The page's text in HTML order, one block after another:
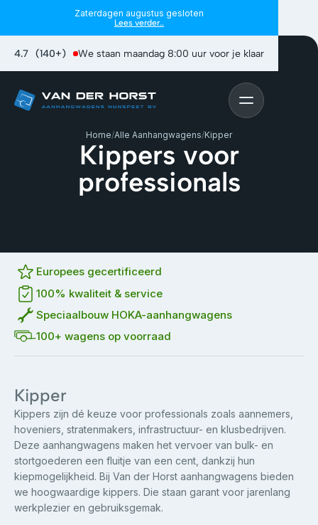
Zaterdagen augustus gesloten
Lees verder..
4.7 (140+) We staan maandag 8:00 uur voor je klaar
Home/Alle Aanhangwagens/Kipper
Kippers voor
professionals
Europees gecertificeerd
100% kwaliteit & service
Speciaalbouw HOKA-aanhangwagens
100+ wagens op voorraad
Kipper
Kippers zijn dé keuze voor professionals zoals aannemers,
hoveniers, stratenmakers, infrastructuur- en klusbedrijven.
Deze aanhangwagens maken het vervoer van bulk- en
stortgoederen een fluitje van een cent, dankzij hun
kiepmogelijkheid. Bij Van der Horst aanhangwagens bieden
we hoogwaardige kippers. Die staan garant voor jarenlang
werkplezier en gebruiksgemak.